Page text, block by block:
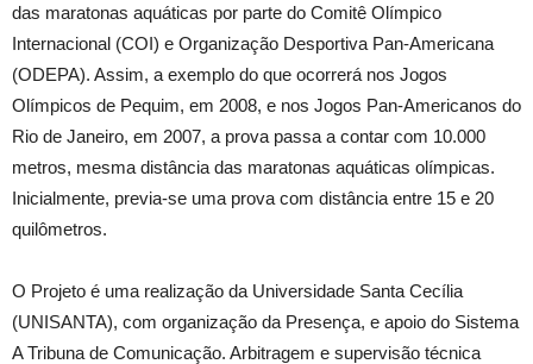
das maratonas aquáticas por parte do Comitê Olímpico
Internacional (COI) e Organização Desportiva Pan-Americana
(ODEPA). Assim, a exemplo do que ocorrerá nos Jogos
Olímpicos de Pequim, em 2008, e nos Jogos Pan-Americanos do
Rio de Janeiro, em 2007, a prova passa a contar com 10.000
metros, mesma distância das maratonas aquáticas olímpicas.
Inicialmente, previa-se uma prova com distância entre 15 e 20
quilômetros.
O Projeto é uma realização da Universidade Santa Cecília
(UNISANTA), com organização da Presença, e apoio do Sistema
A Tribuna de Comunicação. Arbitragem e supervisão técnica